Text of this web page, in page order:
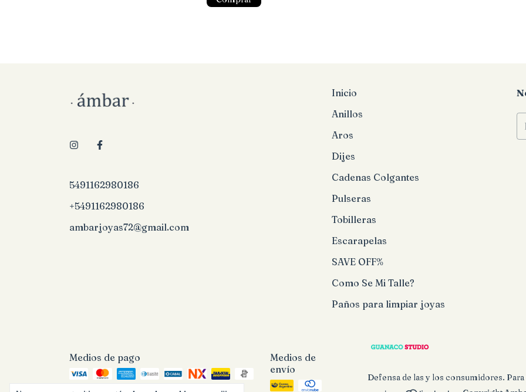
5491162980186
+5491162980186
ambarjoyas72@gmail.com
Inicio
Anillos
Aros
Dijes
Cadenas Colgantes
Pulseras
Tobilleras
Escarapelas
SAVE OFF%
Como Se Mi Talle?
Paños para limpiar joyas
Medios de pago
Medios de
envío
Defensa de las y los consumidores.